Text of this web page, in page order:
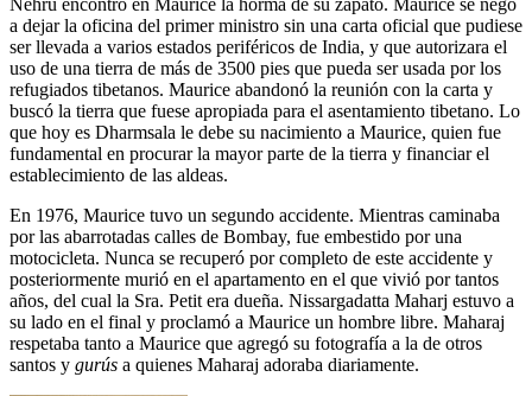
a dejar la oficina del primer ministro sin una carta oficial que pudiese
ser llevada a varios estados periféricos de India, y que autorizara el
uso de una tierra de más de 3500 pies que pueda ser usada por los
refugiados tibetanos. Maurice abandonó la reunión con la carta y
buscó la tierra que fuese apropiada para el asentamiento tibetano. Lo
que hoy es Dharmsala le debe su nacimiento a Maurice, quien fue
fundamental en procurar la mayor parte de la tierra y financiar el
establecimiento de las aldeas.
En 1976, Maurice tuvo un segundo accidente. Mientras caminaba
por las abarrotadas calles de Bombay, fue embestido por una
motocicleta. Nunca se recuperó por completo de este accidente y
posteriormente murió en el apartamento en el que vivió por tantos
años, del cual la Sra. Petit era dueña. Nissargadatta Maharj estuvo a
su lado en el final y proclamó a Maurice un hombre libre. Maharaj
respetaba tanto a Maurice que agregó su fotografía a la de otros
santos y gurús a quienes Maharaj adoraba diariamente.